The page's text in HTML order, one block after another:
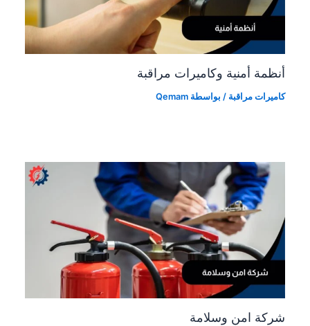
أنظمة أمنية وكاميرات مراقبة
كاميرات مراقبة / بواسطة Qemam
شركة امن وسلامة